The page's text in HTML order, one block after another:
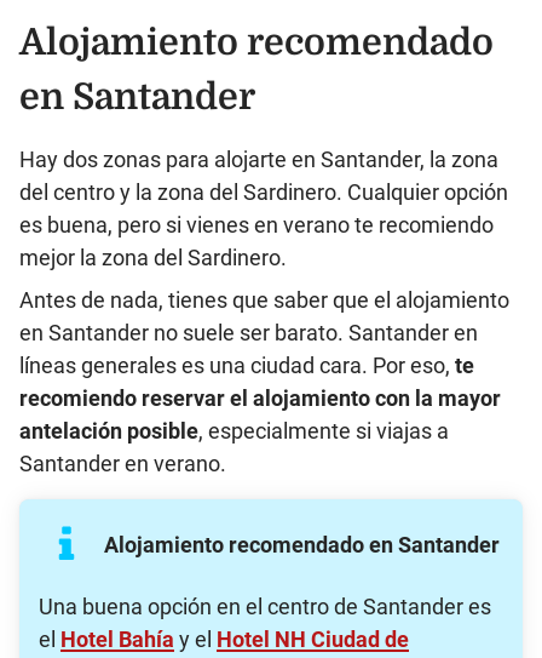
Alojamiento recomendado
en Santander
Hay dos zonas para alojarte en Santander, la zona
del centro y la zona del Sardinero. Cualquier opción
es buena, pero si vienes en verano te recomiendo
mejor la zona del Sardinero.
Antes de nada, tienes que saber que el alojamiento
en Santander no suele ser barato. Santander en
líneas generales es una ciudad cara. Por eso, te
recomiendo reservar el alojamiento con la mayor
antelación posible, especialmente si viajas a
Santander en verano.
Alojamiento recomendado en Santander
Una buena opción en el centro de Santander es
el Hotel Bahía y el Hotel NH Ciudad de